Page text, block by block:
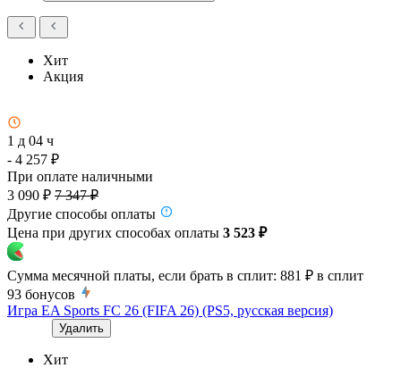
Хит
Акция
1 д 04 ч
- 4 257 ₽
При оплате наличными
3 090 ₽ 7 347 ₽
Другие способы оплаты
Цена при других способах оплаты 3 523 ₽
Сумма месячной платы, если брать в сплит: 881 ₽ в сплит
93 бонусов
Игра EA Sports FC 26 (FIFA 26) (PS5, русская версия)
Удалить
Хит